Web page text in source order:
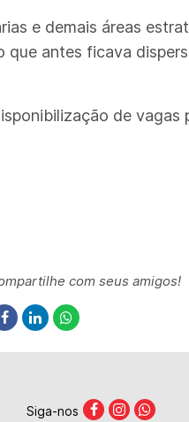
e demais áreas
antes ficava
de
com seus amigos!
Siga-nos